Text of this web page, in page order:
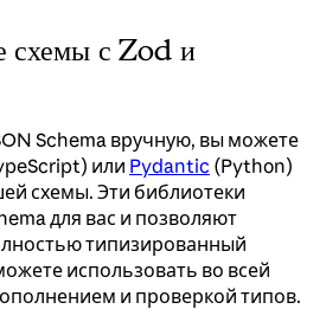
схемы с Zod и
Schema вручную, вы можете
или Pydantic (Python)
схемы. Эти библиотеки
для вас и позволяют
типизированный
использовать во всей
и проверкой типов.